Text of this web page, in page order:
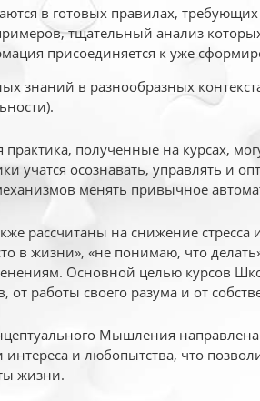
в готовых правилах,
тщательный анализ
присоединяется к уже
знаний в разнообразных
практика, полученные на курсах,
учатся осознавать, управлять и
менять привычное
рассчитаны на снижение
в жизни», «не понимаю, что
Основной целью курсов
от работы своего разума и от
Мышления направлена
интереса и любопытства, что
жизни.